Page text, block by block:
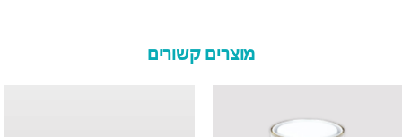
מוצרים קשורים